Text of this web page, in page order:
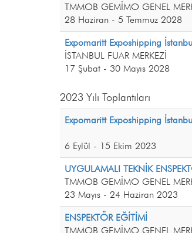
TMMOB GEMİMO GENEL
28 Haziran - 5 Temmuz 2028
Expomaritt Exposhipping
İSTANBUL FUAR MERKEZİ
17 Şubat - 30 Mayıs 2028
2023 Yılı Toplantıları
Expomaritt Exposhipping
6 Eylül - 15 Ekim 2023
UYGULAMALI TEKNİK
TMMOB GEMİMO GENEL
23 Mayıs - 24 Haziran 2023
ENSPEKTÖR EĞİTİMİ
TMMOB GEMİMO GENEL